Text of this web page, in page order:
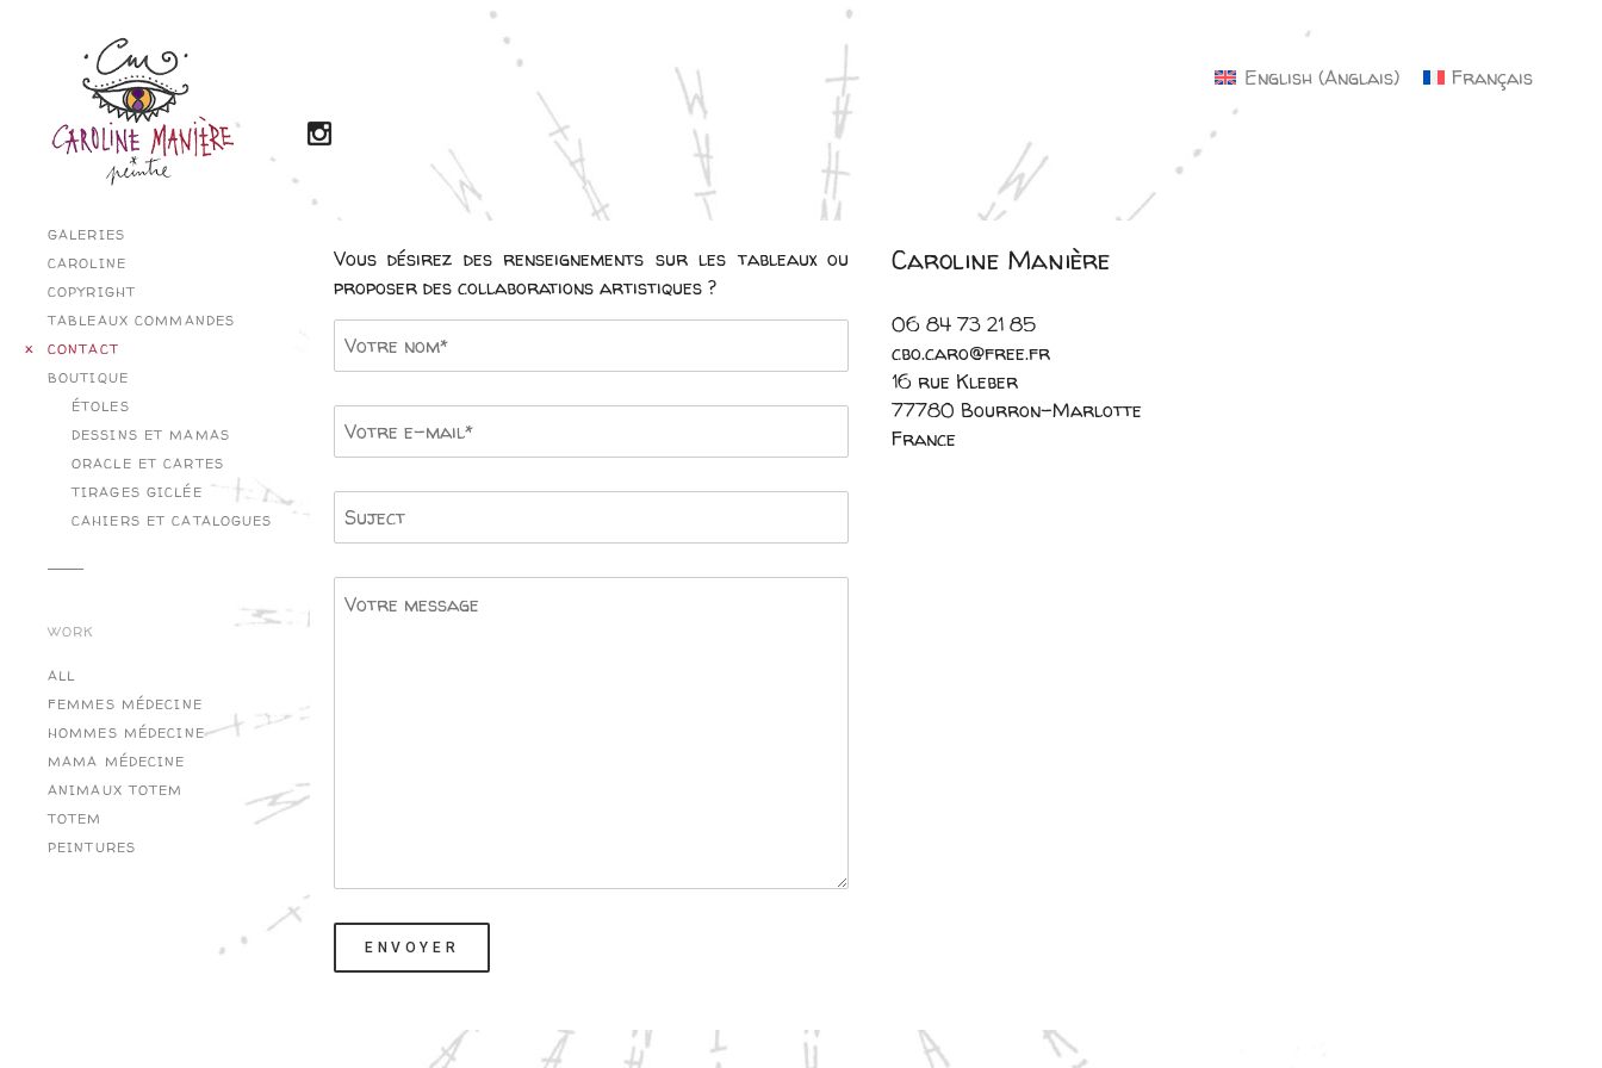
English(Anglais) Français
GALERIES
CAROLINE
COPYRIGHT
TABLEAUX COMMANDES
CONTACT
BOUTIQUE
ÉTOLES
DESSINS ET MAMAS
ORACLE ET CARTES
TIRAGES GICLÉE
CAHIERS ET CATALOGUES
WORK
ALL
FEMMES MÉDECINE
HOMMES MÉDECINE
MAMA MÉDECINE
ANIMAUX TOTEM
TOTEM
PEINTURES
Vous désirez des renseignements sur les tableaux ou
proposer des collaborations artistiques ?
Caroline Manière
06 84 73 21 85
cbo.caro@free.fr
16 rue Kleber
77780 Bourron-Marlotte
France